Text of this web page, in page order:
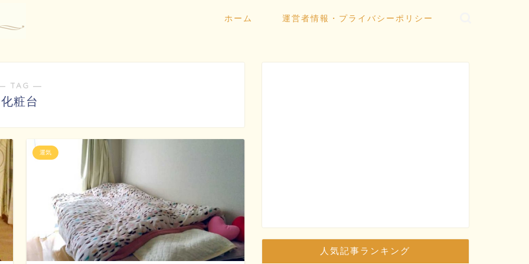
ホーム 運営者情報・プライバシーポリシー
TAG ―
化粧台
運気
人気記事ランキング